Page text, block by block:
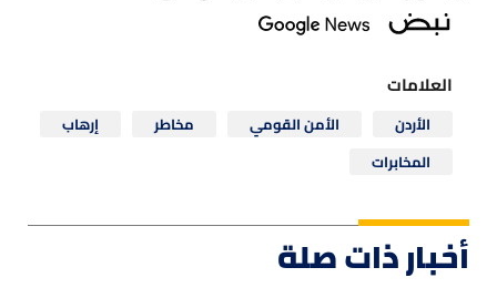
العلامات
الأردن الأمن القومي مخاطر
إرهاب
المخابرات
أخبار ذات صلة